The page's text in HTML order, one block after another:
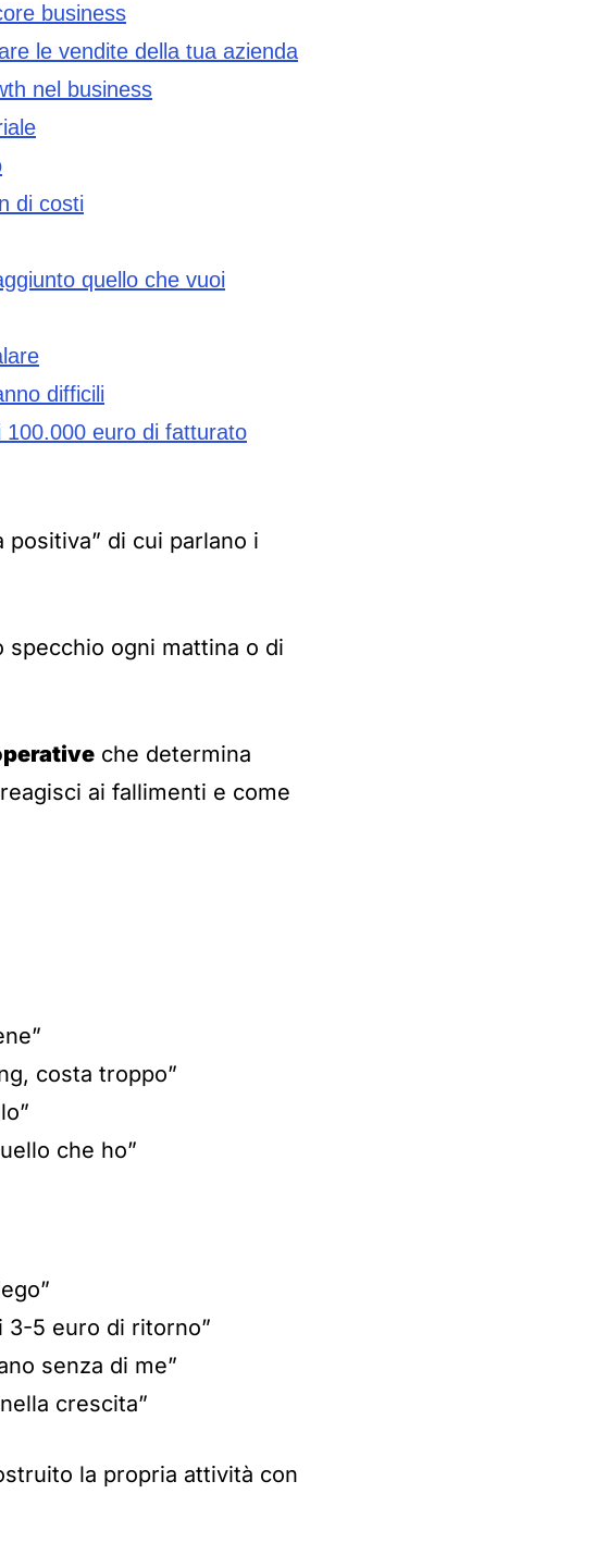
business
le vendite della tua azienda
nel business
di costi
quello che vuoi
difficili
euro di fatturato
di cui parlano i
specchio ogni mattina o di
che determina
ai fallimenti e come
costa troppo”
che ho”
3-5 euro di ritorno”
senza di me”
crescita”
la propria attività con